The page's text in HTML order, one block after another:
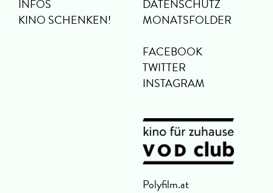
INFOS
KINO SCHENKEN!
DATENSCHUTZ
MONATSFOLDER
FACEBOOK
TWITTER
INSTAGRAM
Polyfilm.at